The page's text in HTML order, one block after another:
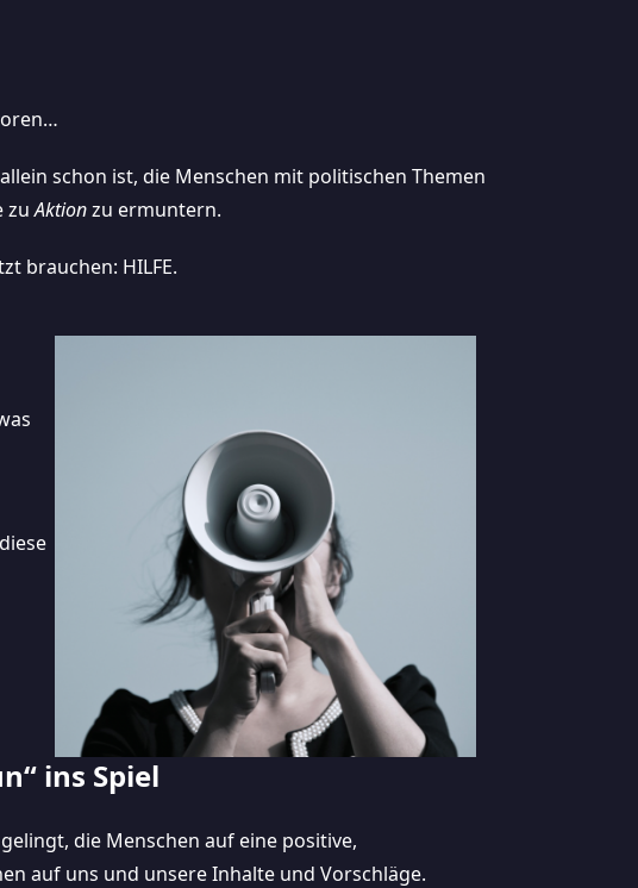
schon ist, die Menschen mit politischen Themen
zuAktionzu ermuntern.
brauchen: HILFE.
ins Spiel
die Menschen auf eine positive,
auf uns und unsere Inhalte und Vorschläge.